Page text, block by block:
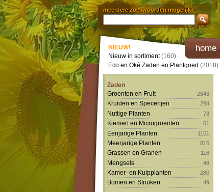
meerdere zoekwoorden mogelijk
home
NIEUW!
Nieuw in sortiment(160)
Eco en Oké Zaden en Plantgoed (2018)
Zaden
Groenten en Fruit
2843
Kruiden en Specerijen 294
Nuttige Planten 78
Kiemen en Microgroenten 61
Eenjarige Planten 1151
Meerjarige Planten 816
Grassen en Granen 116
Mengsels 48
Kamer- en Kuipplanten 280
Bomen en Struiken 49